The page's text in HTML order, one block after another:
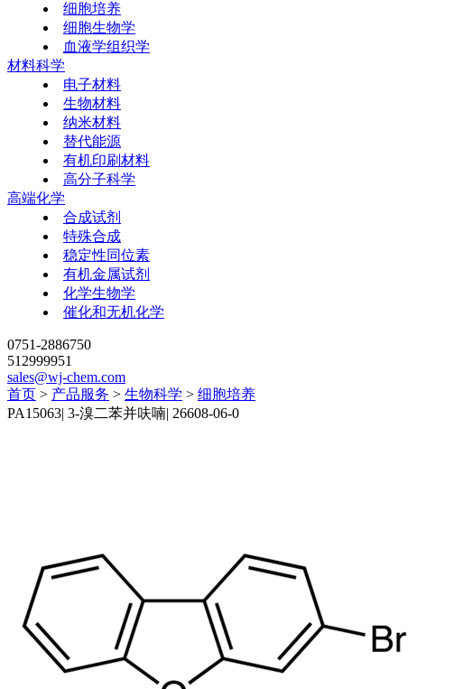
细胞培养
细胞生物学
血液学组织学
材料科学
电子材料
生物材料
纳米材料
替代能源
有机印刷材料
高分子科学
高端化学
合成试剂
特殊合成
稳定性同位素
有机金属试剂
化学生物学
催化和无机化学
0751-2886750
512999951
sales@wj-chem.com
首页 > 产品服务 > 生物科学 > 细胞培养
PA15063| 3-溴二苯并呋喃| 26608-06-0